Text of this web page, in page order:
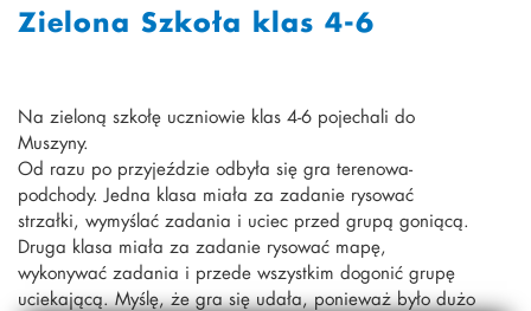
Zielona Szkoła klas 4-6
Na zieloną szkołę uczniowie klas 4-6 pojechali do
Muszyny.
Od razu po przyjeździe odbyła się gra terenowa-
podchody. Jedna klasa miała za zadanie rysować
strzałki, wymyślać zadania i uciec przed grupą goniącą.
Druga klasa miała za zadanie rysować mapę,
wykonywać zadania i przede wszystkim dogonić grupę
uciekającą. Myślę, że gra się udała, ponieważ było dużo